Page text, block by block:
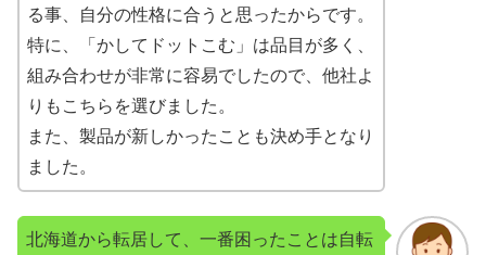
る事、自分の性格に合うと思ったからです。
特に、「かしてドットこむ」は品目が多く、
組み合わせが非常に容易でしたので、他社よ
りもこちらを選びました。
また、製品が新しかったことも決め手となり
ました。
北海道から転居して、一番困ったことは自転